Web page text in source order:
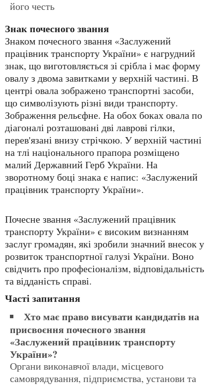
його честь
Знак почесного звання
Знаком почесного звання «Заслужений
працівник транспорту України» є нагрудний
знак, що виготовляється зі срібла і має форму
овалу з двома завитками у верхній частині. В
центрі овала зображено транспортні засоби,
що символізують різні види транспорту.
Зображення рельєфне. На обох боках овала по
діагоналі розташовані дві лаврові гілки,
перев'язані внизу стрічкою. У верхній частині
на тлі національного прапора розміщено
малий Державний Герб України. На
зворотному боці знака є напис: «Заслужений
працівник транспорту України».
Почесне звання «Заслужений працівник
транспорту України» є високим визнанням
заслуг громадян, які зробили значний внесок у
розвиток транспортної галузі України. Воно
свідчить про професіоналізм, відповідальність
та відданість справі.
Часті запитання
Хто має право висувати кандидатів на
присвоєння почесного звання
«Заслужений працівник транспорту
України»?
Органи виконавчої влади, місцевого
самоврядування, підприємства, установи та